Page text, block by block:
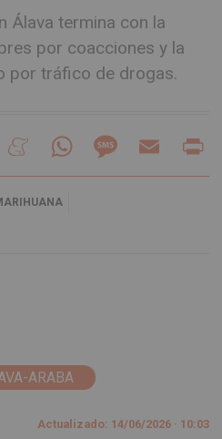
Álava termina con la
por coacciones y la
por tráfico de drogas.
MeneameWhatsAppMessageEmail
ARABA
Actualizado: 14/06/2026 · 10:03